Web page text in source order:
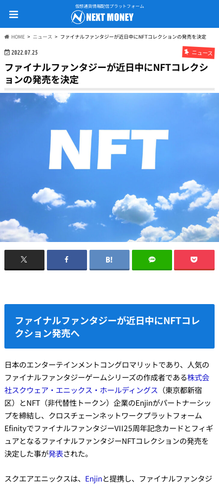
仮想通貨情報配信プラットフォーム
HOME ニュース ファイナルファンタジーが近日中にNFTコレクションの発売を決定
2022.07.25 ニュース
ファイナルファンタジーが近日中にNFTコレクシ
ョンの発売を決定
ファイナルファンタジーが近日中にNFTコレ
クション発売へ
日本のエンターテインメントコングロマリットであり、人気の
ファイナルファンタジーゲームシリーズの作成者である株式会
社スクウェア・エニックス・ホールディングス （東京都新宿
区）とNFT（非代替性トークン）企業のEnjinがパートナーシッ
プを締結し、クロスチェーンネットワークプラットフォーム
EfinityでファイナルファンタジーVII25周年記念カードとフィギ
ュアとなるファイナルファンタジーNFTコレクションの発売を
決定した事が発表された。
スクエアエニックスは、 Enjinと提携し、ファイナルファンタジ